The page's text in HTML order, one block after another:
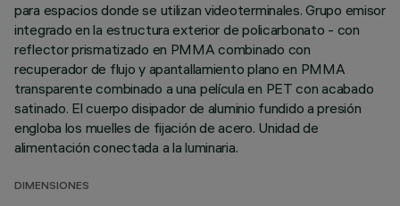
para espacios donde se utilizan videoterminales. Grupo emisor
integrado en la estructura exterior de policarbonato - con
reflector prismatizado en PMMA combinado con
recuperador de flujo y apantallamiento plano en PMMA
transparente combinado a una película en PET con acabado
satinado. El cuerpo disipador de aluminio fundido a presión
engloba los muelles de fijación de acero. Unidad de
alimentación conectada a la luminaria.
DIMENSIONES